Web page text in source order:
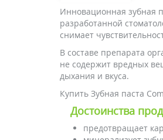
Инновационная зубная
разработанной
снимает
В составе препарата
не содержит вредных
дыхания и вкуса.
Купить Зубная паста
Достоинства
предотвращает